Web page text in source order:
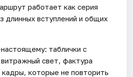
работает как серия
длинных вступлений и общих
таблички с
свет, фактура
которые не повторить